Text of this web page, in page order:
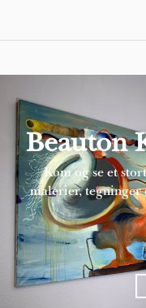
Beauton
Kom og se et
malerier,